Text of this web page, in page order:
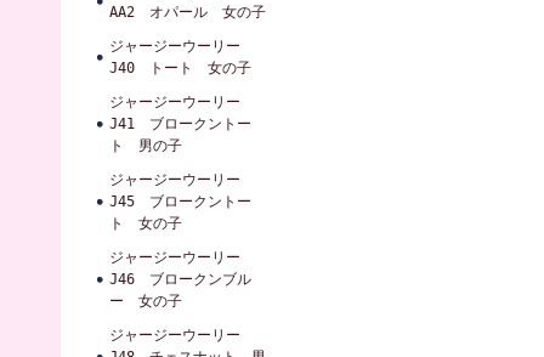
AA2 オパール 女の子
ジャージーウーリー
J40 トート 女の子
ジャージーウーリー
J41 ブロークントー
ト 男の子
ジャージーウーリー
J45 ブロークントー
ト 女の子
ジャージーウーリー
J46 ブロークンブル
ー 女の子
ジャージーウーリー